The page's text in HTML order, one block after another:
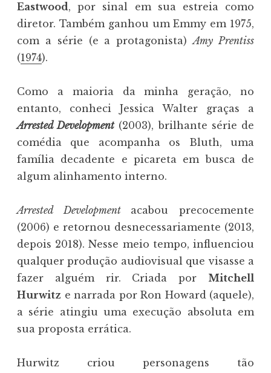
Eastwood, por sinal em sua estreia como
diretor. Também ganhou um Emmy em 1975,
com a série (e a protagonista)Amy Prentiss
(1974).
Como a maioria da minha geração, no
entanto, conheci Jessica Walter graças a
Arrested Development(2003), brilhante série de
comédia que acompanha os Bluth, uma
família decadente e picareta em busca de
algum alinhamento interno.
Arrested Development acabou precocemente
(2006) e retornou desnecessariamente (2013,
depois 2018). Nesse meio tempo, influenciou
qualquer produção audiovisual que visasse a
fazer alguém rir. Criada por Mitchell
Hurwitz e narrada por Ron Howard (aquele),
a série atingiu uma execução absoluta em
sua proposta errática.
Hurwitz criou personagens tão